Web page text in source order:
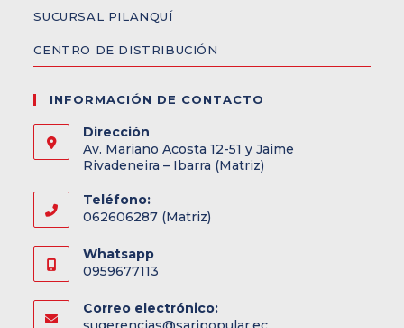
SUCURSAL PILANQUÍ
CENTRO DE DISTRIBUCIÓN
INFORMACIÓN DE CONTACTO
Dirección
Av. Mariano Acosta 12-51 y Jaime
Rivadeneira – Ibarra (Matriz)
Teléfono:
062606287 (Matriz)
Whatsapp
0959677113
Correo electrónico: